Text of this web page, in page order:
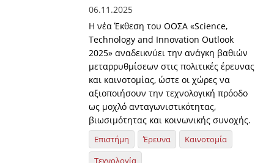
06.11.2025
Η νέα Έκθεση του ΟΟΣΑ «Science,
Technology and Innovation Outlook
2025» αναδεικνύει την ανάγκη βαθιών
μεταρρυθμίσεων στις πολιτικές έρευνας
και καινοτομίας, ώστε οι χώρες να
αξιοποιήσουν την τεχνολογική πρόοδο
ως μοχλό ανταγωνιστικότητας,
βιωσιμότητας και κοινωνικής συνοχής.
Επιστήμη Έρευνα
Καινοτομία